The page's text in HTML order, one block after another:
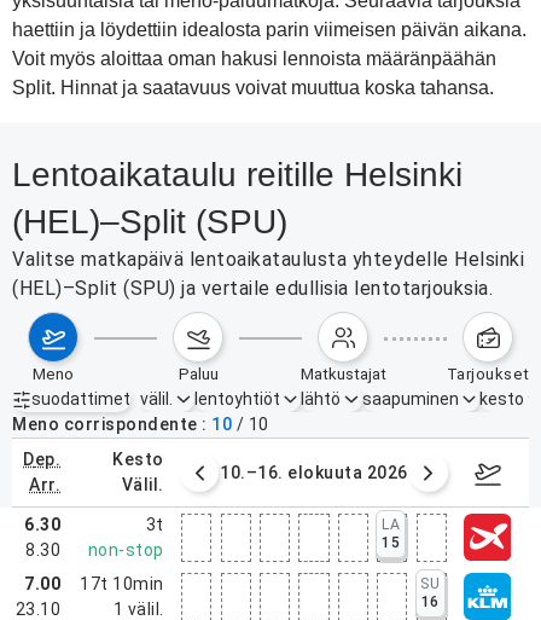
haettiin ja löydettiin idealosta parin viimeisen päivän aikana.
Voit myös aloittaa oman hakusi lennoista määränpäähän
Split. Hinnat ja saatavuus voivat muuttua koska tahansa.
Lentoaikataulu reitille Helsinki
(HEL)–Split (SPU)
Valitse matkapäivä lentoaikataulusta yhteydelle Helsinki
(HEL)–Split (SPU) ja vertaile edullisia lentotarjouksia.
meno paluu matkustajat tarjoukset
suodattimet
Aktiiviset suodattimet ei mitään
välil. lentoyhtiöt lähtö saapuminen
kesto
Meno corrispondente
10 / 10
dep.
arr.
kesto
välil.
elokuuta 2026 10.–16. elokuuta 2026
6.30
8.30
3t
non-stop
LA
15
7.00
23.10
17t 10min
1 välil.
SU
16